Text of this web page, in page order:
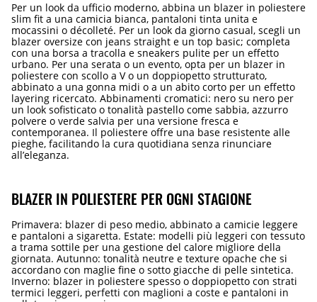
Per un look da ufficio moderno, abbina un blazer in poliestere
slim fit a una camicia bianca, pantaloni tinta unita e
mocassini o décolleté. Per un look da giorno casual, scegli un
blazer oversize con jeans straight e un top basic; completa
con una borsa a tracolla e sneakers pulite per un effetto
urbano. Per una serata o un evento, opta per un blazer in
poliestere con scollo a V o un doppiopetto strutturato,
abbinato a una gonna midi o a un abito corto per un effetto
layering ricercato. Abbinamenti cromatici: nero su nero per
un look sofisticato o tonalità pastello come sabbia, azzurro
polvere o verde salvia per una versione fresca e
contemporanea. Il poliestere offre una base resistente alle
pieghe, facilitando la cura quotidiana senza rinunciare
all’eleganza.
BLAZER IN POLIESTERE PER OGNI STAGIONE
Primavera: blazer di peso medio, abbinato a camicie leggere
e pantaloni a sigaretta. Estate: modelli più leggeri con tessuto
a trama sottile per una gestione del calore migliore della
giornata. Autunno: tonalità neutre e texture opache che si
accordano con maglie fine o sotto giacche di pelle sintetica.
Inverno: blazer in poliestere spesso o doppiopetto con strati
termici leggeri, perfetti con maglioni a coste e pantaloni in